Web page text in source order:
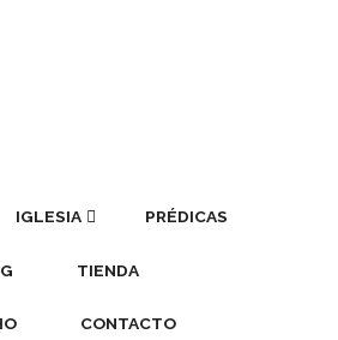
IGLESIA PRÉDICAS
TIENDA
CONTACTO